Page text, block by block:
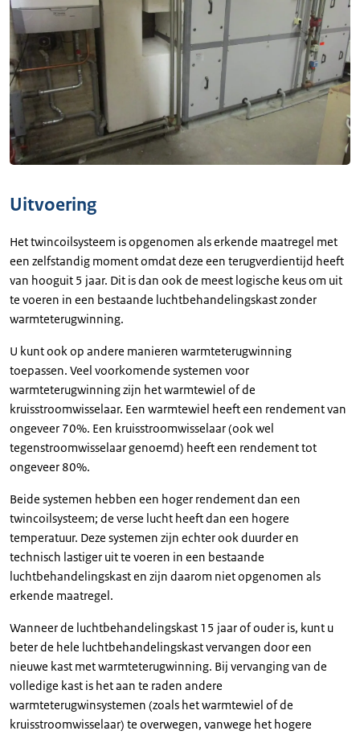
Uitvoering
Het twincoilsysteem is opgenomen als erkende maatregel met
een zelfstandig moment omdat deze een terugverdientijd heeft
van hooguit 5 jaar. Dit is dan ook de meest logische keus om uit
te voeren in een bestaande luchtbehandelingskast zonder
warmteterugwinning.
U kunt ook op andere manieren warmteterugwinning
toepassen. Veel voorkomende systemen voor
warmteterugwinning zijn het warmtewiel of de
kruisstroomwisselaar. Een warmtewiel heeft een rendement van
ongeveer 70%. Een kruisstroomwisselaar (ook wel
tegenstroomwisselaar genoemd) heeft een rendement tot
ongeveer 80%.
Beide systemen hebben een hoger rendement dan een
twincoilsysteem; de verse lucht heeft dan een hogere
temperatuur. Deze systemen zijn echter ook duurder en
technisch lastiger uit te voeren in een bestaande
luchtbehandelingskast en zijn daarom niet opgenomen als
erkende maatregel.
Wanneer de luchtbehandelingskast 15 jaar of ouder is, kunt u
beter de hele luchtbehandelingskast vervangen door een
nieuwe kast met warmteterugwinning. Bij vervanging van de
volledige kast is het aan te raden andere
warmteterugwinsystemen (zoals het warmtewiel of de
kruisstroomwisselaar) te overwegen, vanwege het hogere